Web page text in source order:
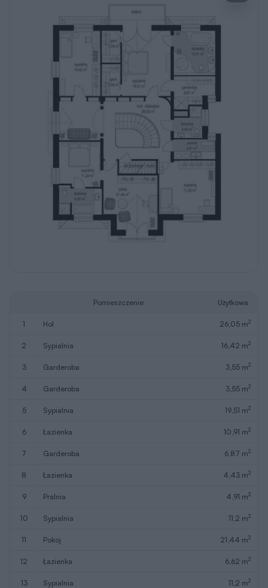
Pomieszczenie Użytkowa
1 hol 26,05 m2
2 sypialnia 16,42 m2
3 garderoba 3,55 m2
4 garderoba 3,55 m2
5 sypialnia 19,51 m2
6 łazienka 10,91 m2
7 garderoba 6,87 m2
8 łazienka 4,43 m2
9 pralnia 4,91 m2
10 sypialnia 11,2 m2
11 pokój 21,44 m2
12 łazienka 6,62 m2
13 sypialnia 11,2 m2